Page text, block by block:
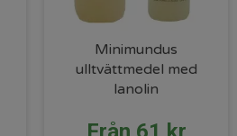
Minimundus
ulltvättmedel med
lanolin